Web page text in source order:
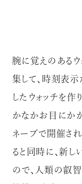
腕に覚えのあるウ
集して、時刻表
したウォッチを作
かなかお目にか
ネーブで開催さ
ると同時に、新
ので、人類の叡